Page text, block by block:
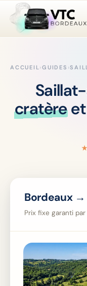
ACCUEIL›GUIDES ›
cratèreet
★
Bordeaux
Prix fixe garanti